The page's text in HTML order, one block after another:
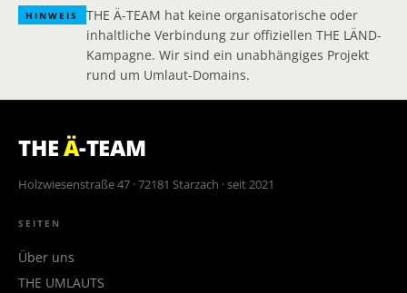
HINWEIS
THE Ä-TEAM hat keine organisatorische oder
inhaltliche Verbindung zur offiziellen THE LÄND-
Kampagne. Wir sind ein unabhängiges Projekt
rund um Umlaut-Domains.
THEÄ-TEAM
Holzwiesenstraße 47 · 72181 Starzach · seit 2021
SEITEN
Über uns
THE UMLAUTS